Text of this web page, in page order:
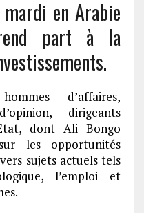
en Arabie
part à la
d’affaires,
dirigeants
dont Ali Bongo
les opportunités
sujets actuels tels
l’emploi et